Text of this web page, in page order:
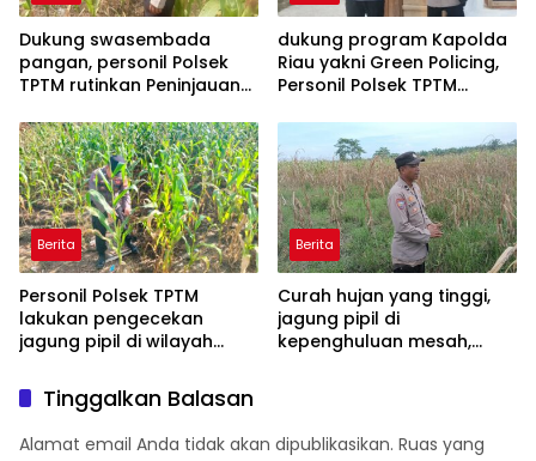
Dukung swasembada
pangan, personil Polsek
TPTM rutinkan Peninjauan
pipil di wilayah hukum
Polsek TPTM
dukung program Kapolda
Riau yakni Green Policing,
Personil Polsek TPTM
matoa kepada
masyarakat
Berita
Personil Polsek TPTM
lakukan pengecekan
jagung pipil di wilayah
Berita
Curah hujan yang tinggi,
jagung pipil di
kepenghuluan mesah,
cepat turun langsung
meninjau kelapangan
Tinggalkan Balasan
Alamat email Anda tidak akan dipublikasikan. Ruas yang